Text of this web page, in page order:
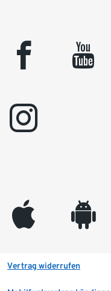
facebook youtube
instagram
appleinc android
Vertrag widerrufen